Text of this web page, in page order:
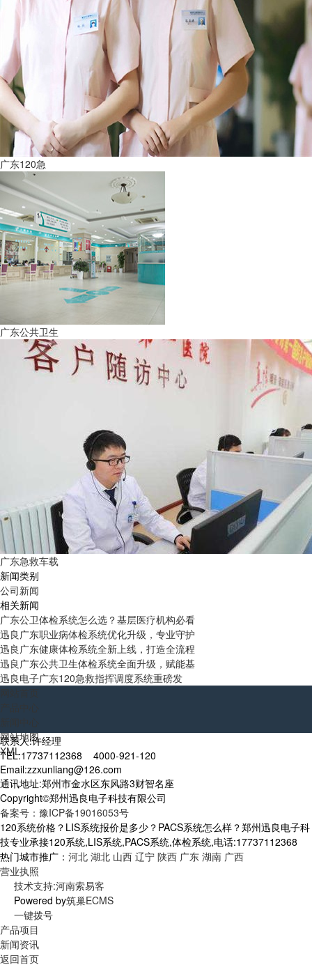
广东120急
广东公共卫生
广东急救车载
新闻类别
公司新闻
相关新闻
广东公卫体检系统怎么选？基层医疗机构必看
迅良广东职业病体检系统优化升级，专业守护
迅良广东健康体检系统全新上线，打造全流程
迅良广东公共卫生体检系统全面升级，赋能基
迅良电子广东120急救指挥调度系统重磅发
网站地图
XML
联系人:许经理
TEL:17737112368 4000-921-120
Email:zzxunliang@126.com
通讯地址:郑州市金水区东风路3财智名座
Copyright©郑州迅良电子科技有限公司
备案号：豫ICP备19016053号
120系统价格？LIS系统报价是多少？PACS系统怎么样？郑州迅良电子科
技专业承接120系统,LIS系统,PACS系统,体检系统,电话:17737112368
热门城市推广： 河北 湖北 山西 辽宁 陕西 广东 湖南 广西
营业执照
技术支持:河南索易客
Powered by筑巢ECMS
一键拨号
产品项目
新闻资讯
返回首页